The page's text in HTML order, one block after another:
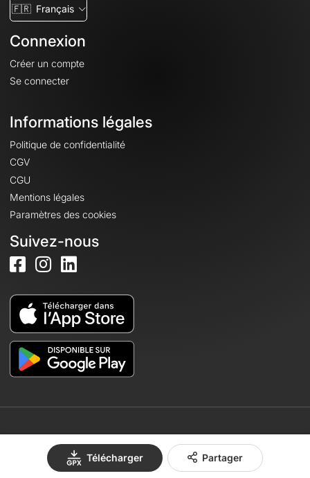
Télécharger Partager
🇫🇷 Français
Connexion
Créer un compte
Se connecter
Informations légales
Politique de confidentialité
CGV
CGU
Mentions légales
Paramètres des cookies
Suivez-nous
© 2026 OpenRunner - Version 7.31.3